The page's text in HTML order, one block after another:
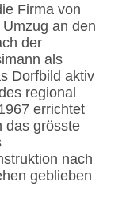
Firma von
an den
der
als
Dorfbild aktiv
regional
errichtet
das grösste
nach
geblieben